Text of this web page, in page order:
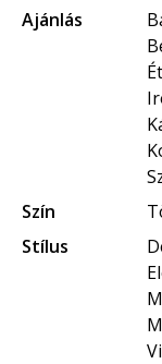
Ajánlás
Szín
Stílus